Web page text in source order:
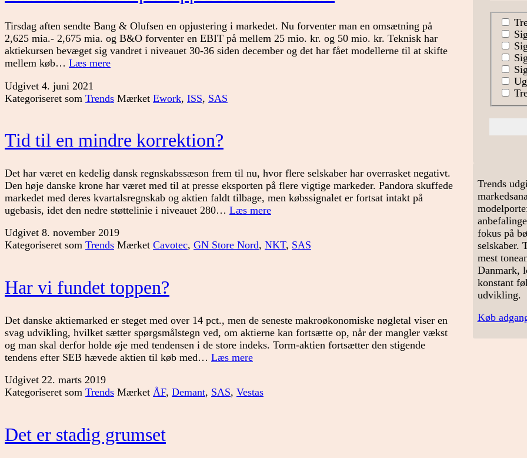
Tirsdag aften sendte Bang & Olufsen en opjustering i markedet. Nu forventer man en omsætning på
2,625 mia.- 2,675 mia. og B&O forventer en EBIT på mellem 25 mio. kr. og 50 mio. kr. Teknisk har
aktiekursen bevæget sig vandret i niveauet 30-36 siden december og det har fået modellerne til at skifte
mellem køb… Læs mereKan
dampen
sommerferien?
Udgivet 4. juni 2021
Kategoriseret som Trends Mærket Ework, ISS, SAS
Tid til en mindre korrektion?
Det har været en kedelig dansk regnskabssæson frem til nu, hvor flere selskaber har overrasket negativt.
Den høje danske krone har været med til at presse eksporten på flere vigtige markeder. Pandora skuffede
markedet med deres kvartalsregnskab og aktien faldt tilbage, men købssignalet er fortsat intakt på
ugebasis, idet den nedre støttelinie i niveauet 280… Læs mereTid
mindre
Udgivet 8. november 2019
Kategoriseret som Trends Mærket Cavotec, GN Store Nord, NKT, SAS
Har vi fundet toppen?
Det danske aktiemarked er steget med over 14 pct., men de seneste makroøkonomiske nøgletal viser en
svag udvikling, hvilket sætter spørgsmålstegn ved, om aktierne kan fortsætte op, når der mangler vækst
og man skal derfor holde øje med tendensen i de store indeks. Torm-aktien fortsætter den stigende
tendens efter SEB hævede aktien til køb med… Læs mereHar
toppen?
Udgivet 22. marts 2019
Kategoriseret som Trends Mærket ÅF, Demant, SAS, Vestas
Det er stadig grumset
Trends
fokus på
selskaber.
mest
Danmark,
konstant
udvikling.
Køb